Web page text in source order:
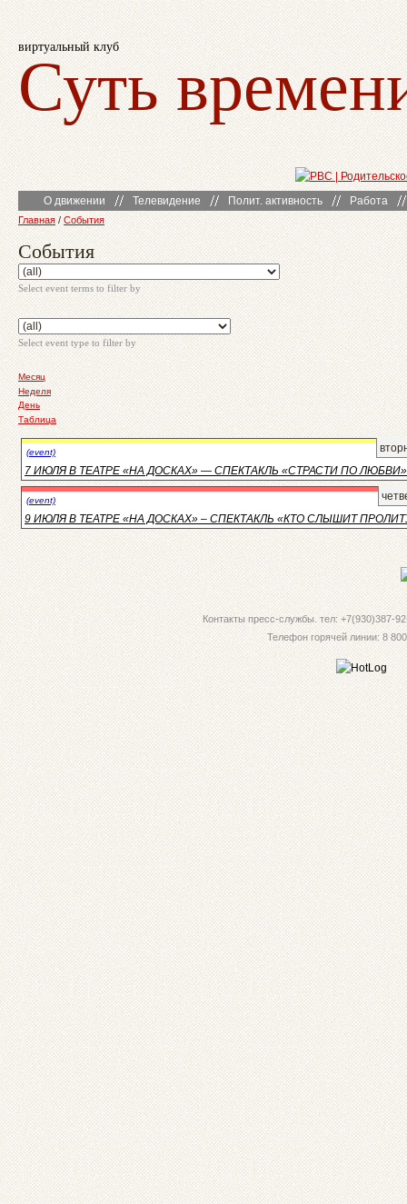
виртуальный клуб
Суть
О движении Телевидение Полит. активность Работа
Главная / События
События
Select event terms to filter by
Select event type to filter by
Месяц
Неделя
День
Таблица
(event)
7 ИЮЛЯ В ТЕАТРЕ «НА ДОСКАХ» — СПЕКТАКЛЬ «СТРАСТИ ПО ЛЮБВИ»
(event)
9 ИЮЛЯ В ТЕАТРЕ «НА ДОСКАХ» – СПЕКТАКЛЬ «КТО СЛЫШИТ
Контакты пресс-службы. тел: +7(930)387-
Телефон горячей линии: 8